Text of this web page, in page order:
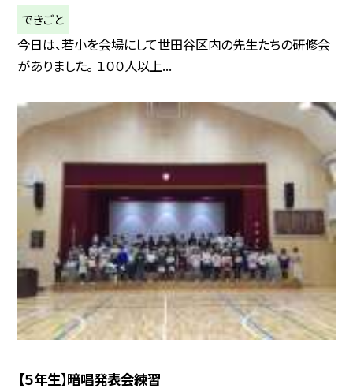
できごと
今日は、若小を会場にして世田谷区内の先生たちの研修会
がありました。 １００人以上...
【５年生】暗唱発表会練習